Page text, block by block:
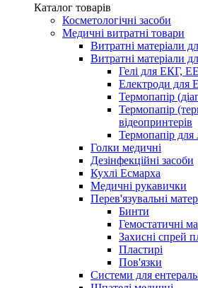
Каталог товарів
Косметологічні засоби
Медичні витратні товари
Витратні матеріали
Витратні матеріали
Гелі для ЕКГ,
Електроди для
Термопапір
Термопапір
відеопринтерів
Термопапір для
Голки медичні
Дезінфекційні засоби
Кухлі Есмарха
Медичні рукавички
Перев'язувальні
Бинти
Гемостатичні
Захисні спрей
Пластирі
Пов'язки
Системи для